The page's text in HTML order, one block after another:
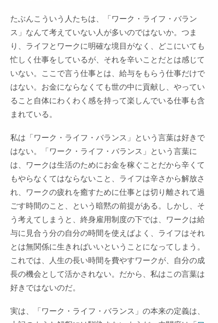
たぶんこういう人たちは、「ワーク・ライフ・バラン
ス」なんて考えていない人が多いのではないか。つま
り、ライフとワークに明確な境目がなく、どこにいても
忙しく仕事をしているが、それを辛いことだとは感じて
いない。ここで言う仕事とは、給与をもらう仕事だけで
はない。お金にならなくても世の中に貢献し、やってい
ること自体にわくわく感を持って楽しんでいる仕事も含
まれている。
私は「ワーク・ライフ・バランス」という言葉は好きで
はない。「ワーク・ライフ・バランス」という言葉に
は、ワークは生活のためにお金を稼ぐことだから辛くて
もやらなくてはならないこと、ライフは辛さから解放さ
れ、ワークの疲れを癒すために仕事とは切り離されて過
ごす時間のこと、という暗黙の前提がある。しかし、そ
う考えてしまうと、終身雇用制度の下では、ワークは給
与に見合う分の自分の時間を使えばよく、ライフはそれ
とは無関係に生きればいいということになってしまう。
これでは、人生の長い時間を費やすワークが、自分の成
長の機会として活かされない。だから、私はこの言葉は
好きではないのだ。
実は、「ワーク・ライフ・バランス」の本来の定義は、